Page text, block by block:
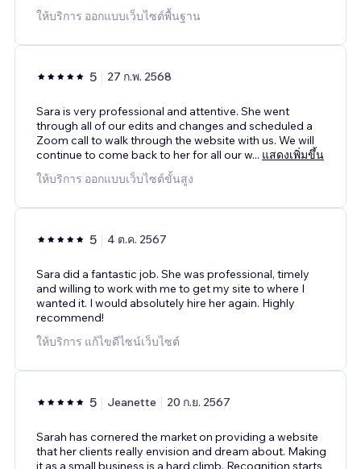
ให้บริการ ออกแบบเว็บไซต์พื้นฐาน
5 27 ก.พ. 2568
Sara is very professional and attentive. She went
through all of our edits and changes and scheduled a
Zoom call to walk through the website with us. We will
continue to come back to her for all our w... แสดงเพิ่มขึ้น
ให้บริการ ออกแบบเว็บไซต์ขั้นสูง
5 4 ต.ค. 2567
Sara did a fantastic job. She was professional, timely
and willing to work with me to get my site to where I
wanted it. I would absolutely hire her again. Highly
recommend!
ให้บริการ แก้ไขดีไซน์เว็บไซต์
5 Jeanette 20 ก.ย. 2567
Sarah has cornered the market on providing a website
that her clients really envision and dream about. Making
it as a small business is a hard climb. Recognition starts